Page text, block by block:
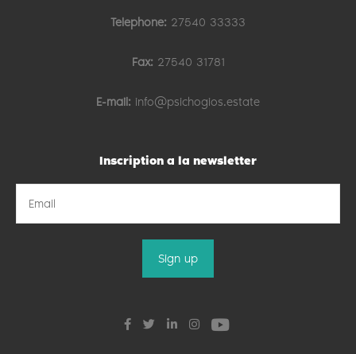
Telephone: 27540 33333
Fax: 27540 31781
E-mail: info@psichogios.estate
Inscription a la newsletter